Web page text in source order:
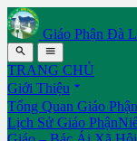
Giáo Phận Đà
 
TRANG CHỦ
Giới Thiệu 
Tổng Quan Giáo Phận
Lịch Sử Giáo Phận